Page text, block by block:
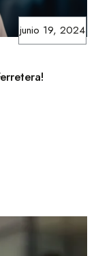
junio 19, 2024